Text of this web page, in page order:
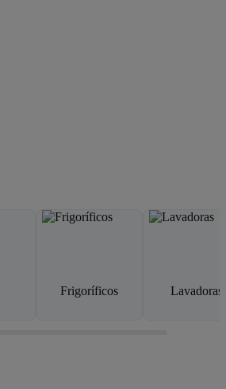
Frigoríficos Lavadoras